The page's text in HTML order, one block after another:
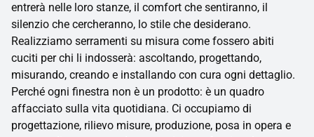
entrerà nelle loro stanze, il comfort che sentiranno, il
silenzio che cercheranno, lo stile che desiderano.
Realizziamo serramenti su misura come fossero abiti
cuciti per chi li indosserà: ascoltando, progettando,
misurando, creando e installando con cura ogni dettaglio.
Perché ogni finestra non è un prodotto: è un quadro
affacciato sulla vita quotidiana. Ci occupiamo di
progettazione, rilievo misure, produzione, posa in opera e